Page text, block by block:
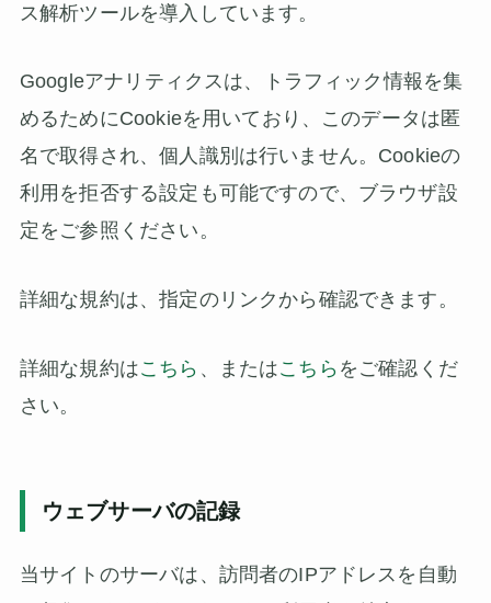
ス解析ツールを導入しています。
Googleアナリティクスは、トラフィック情報を集
めるためにCookieを用いており、このデータは匿
名で取得され、個人識別は行いません。Cookieの
利用を拒否する設定も可能ですので、ブラウザ設
定をご参照ください。
詳細な規約は、指定のリンクから確認できます。
詳細な規約はこちら 、またはこちら をご確認くだ
さい。
ウェブサーバの記録
当サイトのサーバは、訪問者のIPアドレスを自動